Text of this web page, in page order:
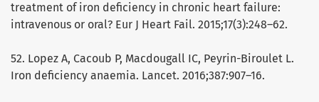
treatment of iron deficiency in chronic heart failure:
intravenous or oral? Eur J Heart Fail. 2015;17(3):248–62.
52. Lopez A, Cacoub P, Macdougall IC, Peyrin-Biroulet L.
Iron deficiency anaemia. Lancet. 2016;387:907–16.